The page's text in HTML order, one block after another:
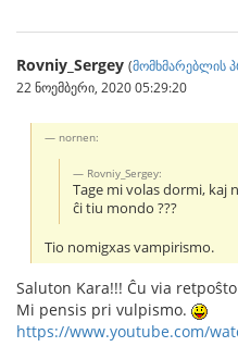
Rovniy_Sergey (მომხმარებლის
22 ნოემბერი, 2020 05:29:20
nornen:
Rovniy_Sergey:
Tage mi volas dormi, kaj
ĉi tiu mondo ???
Tio nomigxas vampirismo.
Saluton Kara!!! Ĉu via
Mi pensis pri vulpismo.
https://www.youtube.com/